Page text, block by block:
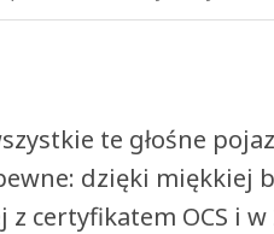
te głośne
dzięki miękkiej
z certyfikatem OCS i